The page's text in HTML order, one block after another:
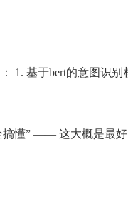
基于bert的意图识
懂” —— 这大概是最好